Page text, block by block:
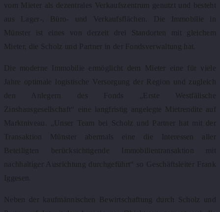
vom Mieter als dezentrales Verkaufszentrum genutzt und besteht
aus Lager-, Büro- und Verkaufsflächen. Die Immobilie in
Münster ist eines von derzeit drei Standorten mit gleichem
Mieter, die Scholz und Partner in der Fondsverwaltung hat.
Die moderne Immobilie ermöglicht dem Mieter eine für viele
Jahre optimale logistische Versorgung der Region und zugleich
den Anlegern des Fonds „Erste Westfälische
Zinshausgesellschaft“ eine langfristig angelegte Mietrendite auf
Marktniveau. „Unser Team bei Scholz und Partner hat mit der
Transaktion Münster abermals eine die Interessen aller
Beteiligten berücksichtigende Immobilientransaktion mit
nachhaltiger Ausrichtung durchgeführt“ so Geschäftsleiter Frank
Iggesen.
Neben der kaufmännischen Bewirtschaftung durch Scholz und